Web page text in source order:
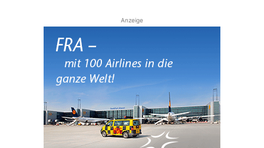
Anzeige